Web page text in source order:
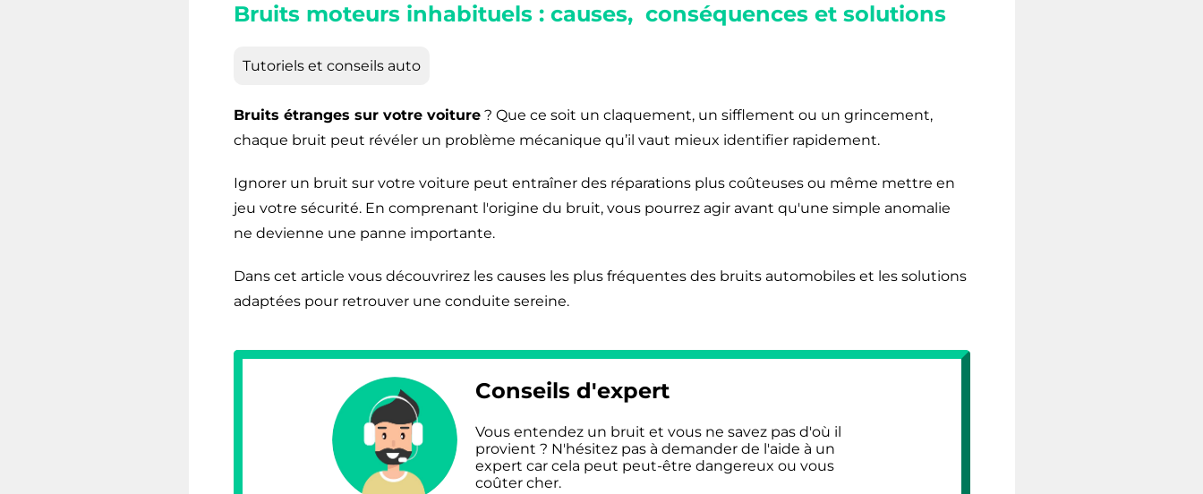
Bruits moteurs inhabituels : causes, conséquences et solutions
Tutoriels et conseils auto
Bruits étranges sur votre voiture? Que ce soit un claquement, un sifflement ou un grincement,
chaque bruit peut révéler un problème mécanique qu’il vaut mieux identifier rapidement.
Ignorer un bruit sur votre voiture peut entraîner des réparations plus coûteuses ou même mettre en
jeu votre sécurité. En comprenant l'origine du bruit, vous pourrez agir avant qu'une simple anomalie
ne devienne une panne importante.
Dans cet article vous découvrirez les causes les plus fréquentes des bruits automobiles et les solutions
adaptées pour retrouver une conduite sereine.
Conseils d'expert
Vous entendez un bruit et vous ne savez pas d'où il
provient ? N'hésitez pas à demander de l'aide à un
expert car cela peut peut-être dangereux ou vous
coûter cher.